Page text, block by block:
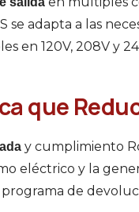
se adapta a las
en 120V, 208V y
que
y cumplimiento
eléctrico y la
de